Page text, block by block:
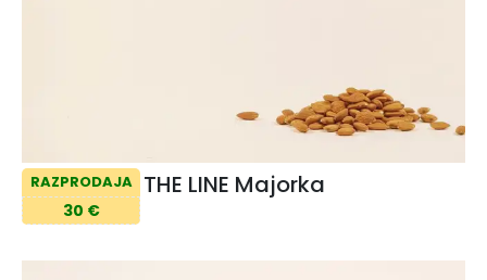
RAZPRODAJA
30 €
THE LINE Majorka